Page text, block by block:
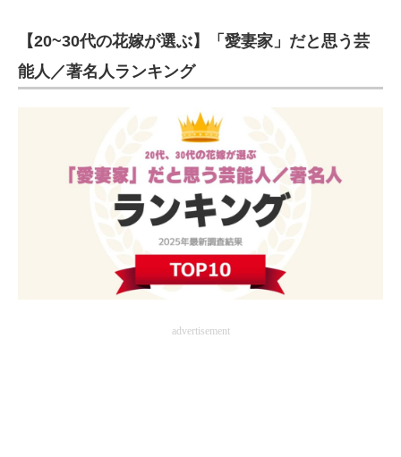
【20~30代の花嫁が選ぶ】「愛妻家」だと思う芸
能人／著名人ランキング
advertisement